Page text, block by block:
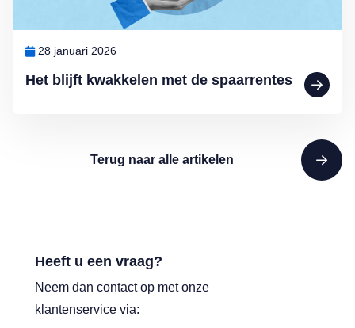
Het blijft kwakkelen met de spaarrentes
28 januari 2026
Terug naar alle artikelen
Heeft u een vraag?
Neem dan contact op met onze
klantenservice via: